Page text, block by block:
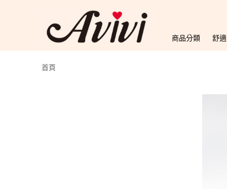
商品分類 舒
首頁